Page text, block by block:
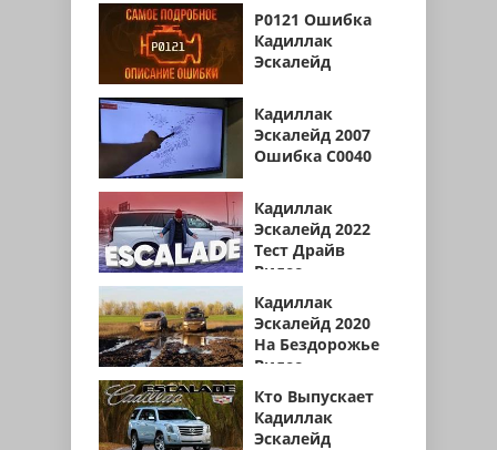
P0121 Ошибка
Кадиллак
Эскалейд
Кадиллак
Эскалейд 2007
Ошибка С0040
Кадиллак
Эскалейд 2022
Тест Драйв
Видео
Кадиллак
Эскалейд 2020
На Бездорожье
Видео
Кто Выпускает
Кадиллак
Эскалейд